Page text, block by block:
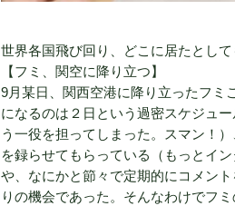
世界各国飛び回り、どこに居たとし
【フミ、関空に降り立つ】
9月某日、関西空港に降り立ったフミ
になるのは２日という過密スケジュ
う一役を担ってしまった。スマン！
を録らせてもらっている（もっとイ
や、なにかと節々で定期的にコメン
りの機会であった。そんなわけでフ